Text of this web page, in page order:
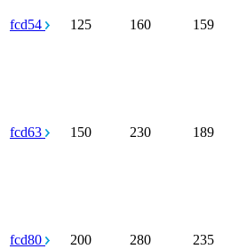
fcd54 125 160 159
fcd63 150 230 189
fcd80 200 280 235